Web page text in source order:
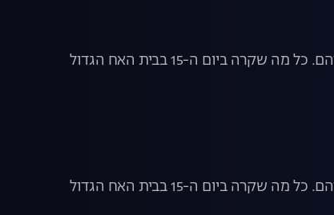
ביום ה-15 בבית האח הגדול
ביום ה-15 בבית האח הגדול